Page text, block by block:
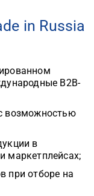
in Russia
B2B-
возможностью
в
маркетплейсах;
при отборе на